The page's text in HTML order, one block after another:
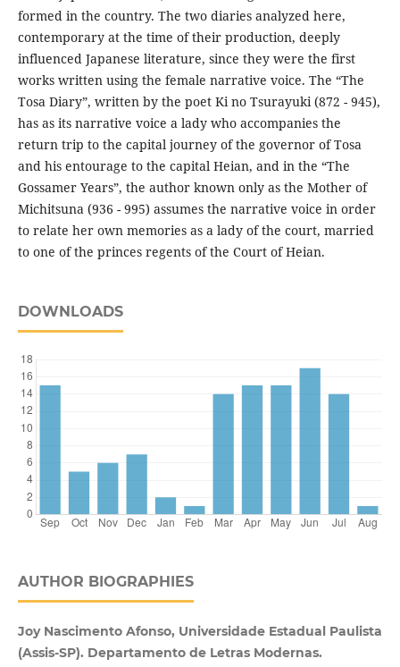
formed in the country. The two diaries analyzed here,
contemporary at the time of their production, deeply
influenced Japanese literature, since they were the first
works written using the female narrative voice. The “The
Tosa Diary”, written by the poet Ki no Tsurayuki (872 - 945),
has as its narrative voice a lady who accompanies the
return trip to the capital journey of the governor of Tosa
and his entourage to the capital Heian, and in the “The
Gossamer Years”, the author known only as the Mother of
Michitsuna (936 - 995) assumes the narrative voice in order
to relate her own memories as a lady of the court, married
to one of the princes regents of the Court of Heian.
DOWNLOADS
AUTHOR BIOGRAPHIES
Joy Nascimento Afonso, Universidade Estadual Paulista
(Assis-SP). Departamento de Letras Modernas.